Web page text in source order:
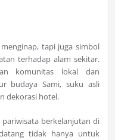
tapi juga simbol
terhadap alam sekitar.
komunitas lokal dan
budaya Sami, suku asli
dekorasi hotel.
berkelanjutan di
tidak hanya untuk